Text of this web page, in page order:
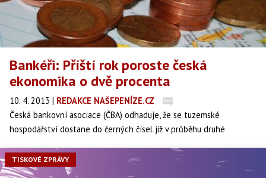
Bankéři: Příští rok poroste česká
ekonomika o dvě procenta
10. 4. 2013 | REDAKCE NAŠEPENÍZE.CZ
Česká bankovní asociace (ČBA) odhaduje, že se tuzemské
hospodářství dostane do černých čísel již v průběhu druhé
úrovni dvou procent, zatímco inflace klesne na 1,9 procenta,
informovala ve středu ČBA.
TISKOVÉ ZPRÁVY